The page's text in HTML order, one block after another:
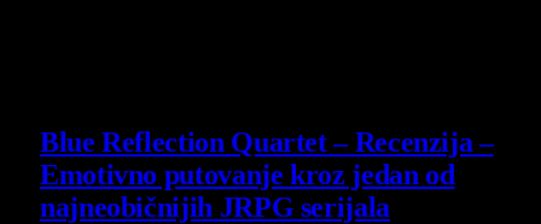
Blue Reflection Quartet – Recenzija –
Emotivno putovanje kroz jedan od
najneobičnijih JRPG serijala